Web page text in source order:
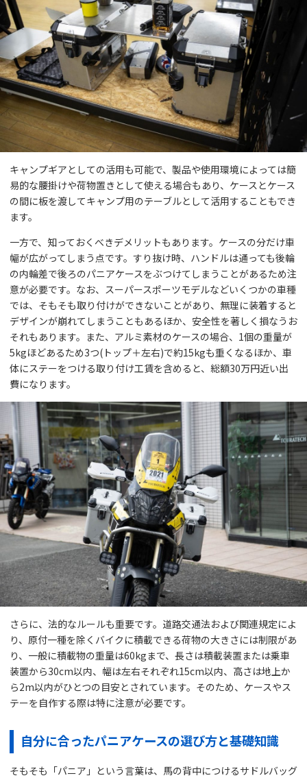
キャンプギアとしての活用も可能で、製品や使用環境によっては簡
易的な腰掛けや荷物置きとして使える場合もあり、ケースとケース
の間に板を渡してキャンプ用のテーブルとして活用することもでき
ます。
一方で、知っておくべきデメリットもあります。ケースの分だけ車
幅が広がってしまう点です。すり抜け時、ハンドルは通っても後輪
の内輪差で後ろのパニアケースをぶつけてしまうことがあるため注
意が必要です。なお、スーパースポーツモデルなどいくつかの車種
では、そもそも取り付けができないことがあり、無理に装着すると
デザインが崩れてしまうこともあるほか、安全性を著しく損なうお
それもあります。また、アルミ素材のケースの場合、1個の重量が
5kgほどあるため3つ(トップ＋左右)で約15kgも重くなるほか、車
体にステーをつける取り付け工賃を含めると、総額30万円近い出
費になります。
さらに、法的なルールも重要です。道路交通法および関連規定によ
り、原付一種を除くバイクに積載できる荷物の大きさには制限があ
り、一般に積載物の重量は60kgまで、長さは積載装置または乗車
装置から30cm以内、幅は左右それぞれ15cm以内、高さは地上か
ら2m以内がひとつの目安とされています。そのため、ケースやス
テーを自作する際は特に注意が必要です。
自分に合ったパニアケースの選び方と基礎知識
そもそも「パニア」という言葉は、馬の背中につけるサドルバッグ